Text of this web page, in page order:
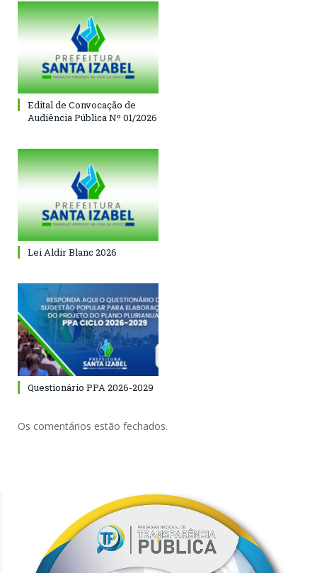
Edital de Convocação de
Audiência Pública Nº 01/2026
Lei Aldir Blanc 2026
Questionário PPA 2026-2029
Os comentários estão fechados.